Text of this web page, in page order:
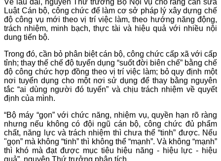
Về lâu dài, nguyên Thứ trưởng Bộ Nội vụ cho rằng cần sửa
Luật Cán bộ, công chức để làm cơ sở pháp lý xây dựng chế
độ công vụ mới theo vị trí việc làm, theo hướng năng động,
trách nhiệm, minh bạch, thực tài và hiệu quả với nhiều nội
dung tiến bộ.
Trong đó, cần bỏ phân biệt cán bộ, công chức cấp xã với cấp
tỉnh; thay thế chế độ tuyển dụng “suốt đời biên chế” bằng chế
độ công chức hợp đồng theo vị trí việc làm; bỏ quy định một
nơi tuyển dụng cho một nơi sử dụng để thay bằng nguyên
tắc “ai dùng người đó tuyển” và chịu trách nhiệm về quyết
định của mình.
“Bộ máy “gọn” với chức năng, nhiệm vụ, quyền hạn rõ ràng
nhưng nếu không có đội ngũ cán bộ, công chức đủ phẩm
chất, năng lực và trách nhiệm thì chưa thể “tinh” được. Nếu
"gọn” mà không “tinh” thì không thể “mạnh”. Và không “mạnh”
thì khó mà đạt được mục tiêu hiệu năng - hiệu lực - hiệu